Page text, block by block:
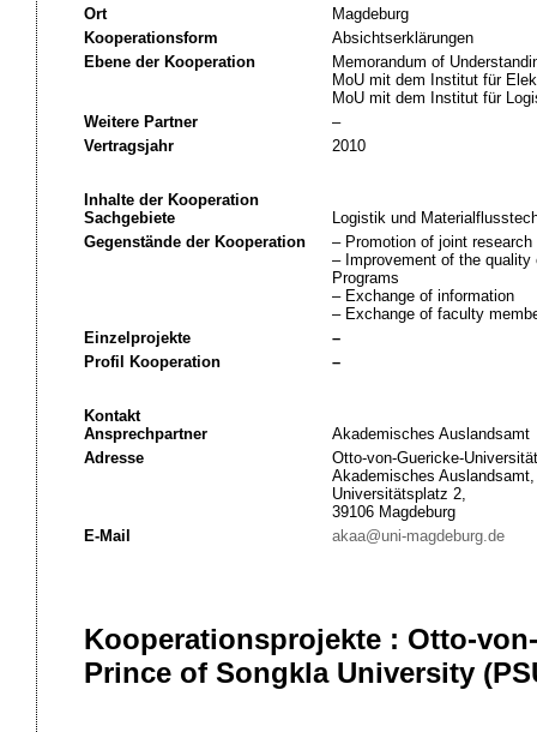
Ort
Magdeburg
Kooperationsform
Absichtserklärungen
Ebene der Kooperation
Memorandum of
MoU mit dem Institut für
MoU mit dem Institut für
Weitere Partner
–
Vertragsjahr
2010
Inhalte der Kooperation
Sachgebiete
Logistik und
Gegenstände der Kooperation
– Promotion of joint
– Improvement of the quality
Programs
– Exchange of information
– Exchange of faculty
Einzelprojekte
–
Profil Kooperation
–
Kontakt
Ansprechpartner
Akademisches Auslandsamt
Adresse
Otto-von-Guericke-
Akademisches Auslandsamt,
Universitätsplatz 2,
39106 Magdeburg
E-Mail
akaa@uni-magdeburg.de
Kooperationsprojekte : Otto-
Prince of Songkla University